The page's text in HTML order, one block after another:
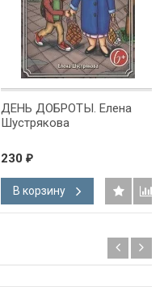
ДЕНЬ ДОБРОТЫ. Елена
Шустрякова
230 ₽
В корзину